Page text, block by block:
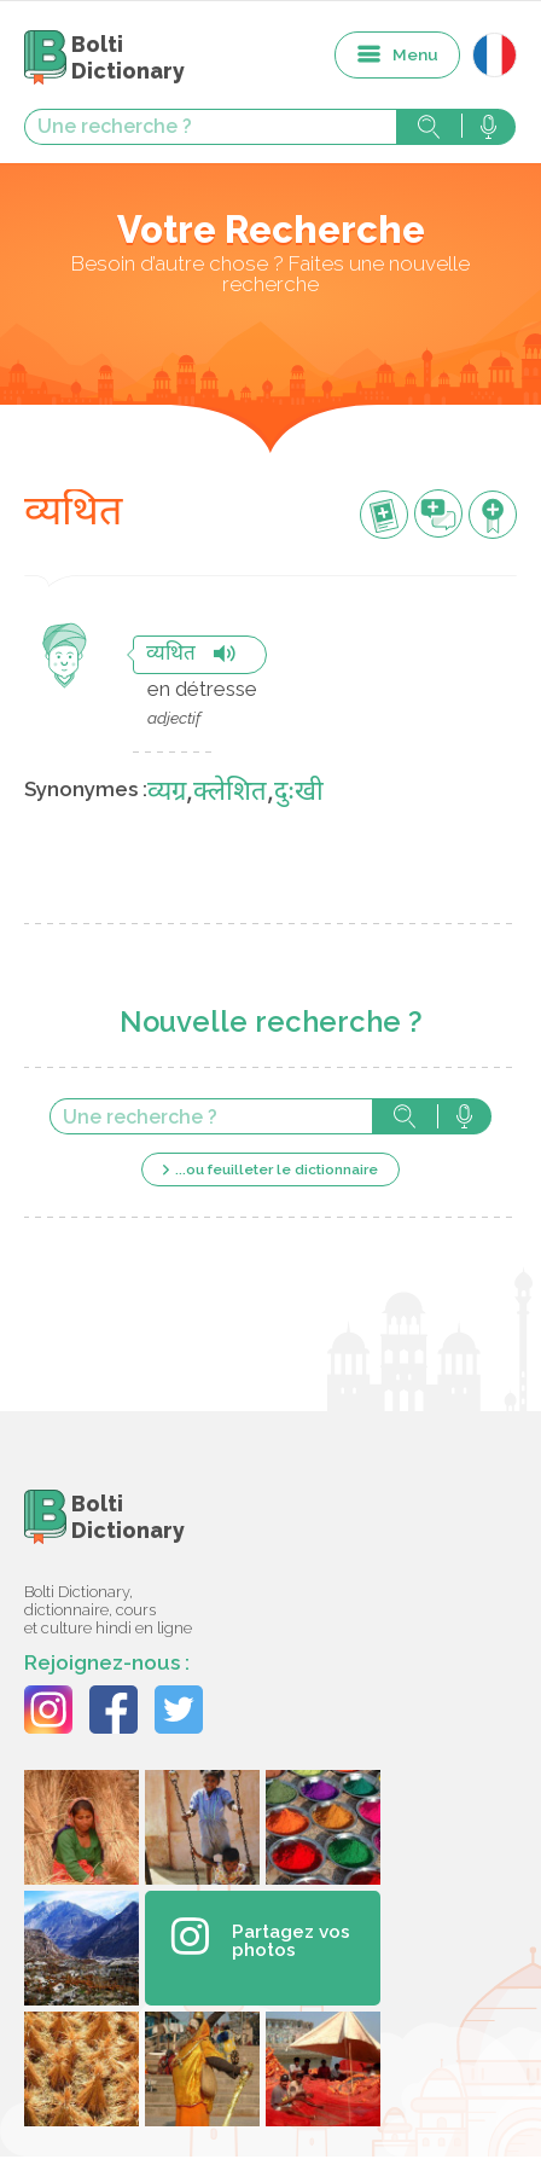
Bolti
Dictionary
Menu
Votre Recherche
Besoin d’autre chose ? Faites une nouvelle
recherche
व्यथित
व्यथित
en détresse
adjectif
Synonymes :व्यग्र,क्लेशित,दुःखी
Nouvelle recherche ?
...ou feuilleter le dictionnaire
Bolti
Dictionary
Bolti Dictionary,
dictionnaire, cours
et culture hindi en ligne
Rejoignez-nous :
Partagez vos
photos